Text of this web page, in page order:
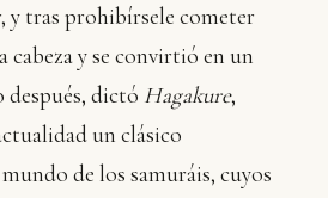
y tras prohibírsele cometer
cabeza y se convirtió en un
dictó Hagakure,
un clásico
de los samuráis, cuyos